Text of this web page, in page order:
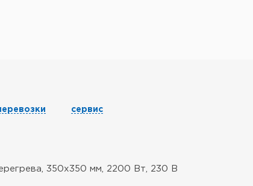
сервис
350x350 мм, 2200 Вт, 230 В